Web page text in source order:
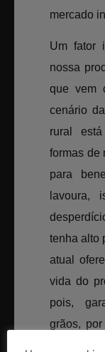
mercado
Um fator
nossa
que vem
cenário
rural
formas de
para
lavoura,
tenha alto
atual
vida do
pois,
grãos,